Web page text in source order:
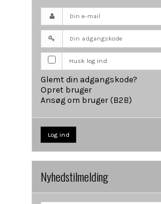
Husk log ind
Glemt din adgangskode?
Opret bruger
Ansøg om bruger (B2B)
Log ind
Nyhedstilmelding